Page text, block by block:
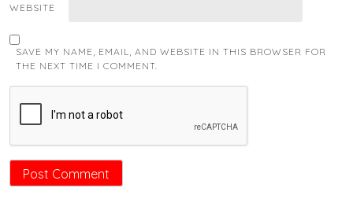
WEBSITE
SAVE MY NAME, EMAIL, AND WEBSITE IN THIS BROWSER FOR
THE NEXT TIME I COMMENT.